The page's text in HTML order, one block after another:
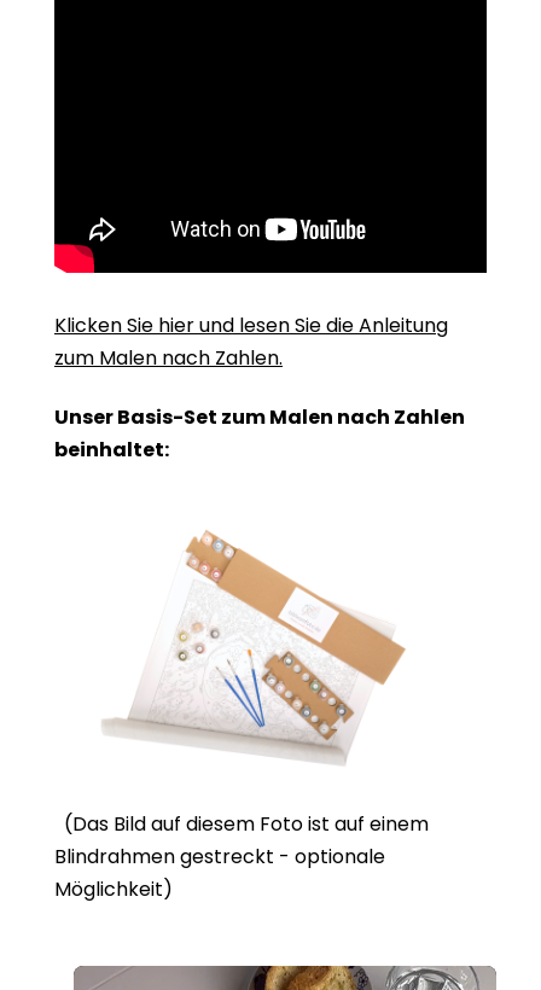
Klicken Sie hier und lesen Sie die Anleitung
zum Malen nach Zahlen.
Unser Basis-Set zum Malen nach Zahlen
beinhaltet:
(Das Bild auf diesem Foto ist auf einem
Blindrahmen gestreckt - optionale
Möglichkeit)